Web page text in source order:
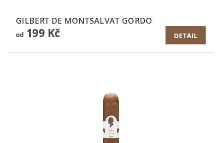
GILBERT DE MONTSALVAT GORDO
od199 Kč DETAIL